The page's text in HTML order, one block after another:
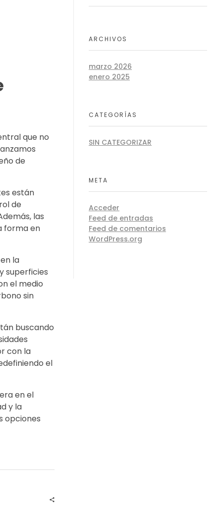
que no
de
están
de
las
forma en
la
superficies
el medio
sin
buscando
con la
el
en el
y la
opciones
ARCHIVOS
marzo 2026
enero 2025
CATEGORÍAS
SIN CATEGORIZAR
META
Acceder
Feed de entradas
Feed de comentarios
WordPress.org